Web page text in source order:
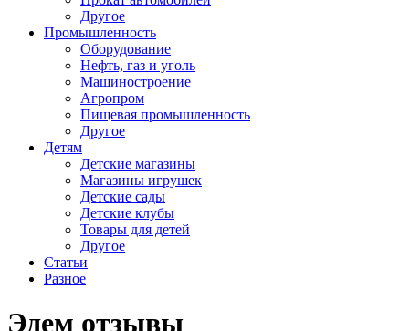
Другое
Промышленность
Оборудование
Нефть, газ и уголь
Машиностроение
Агропром
Пищевая промышленность
Другое
Детям
Детские магазины
Магазины игрушек
Детские сады
Детские клубы
Товары для детей
Другое
Статьи
Разное
Эдем отзывы